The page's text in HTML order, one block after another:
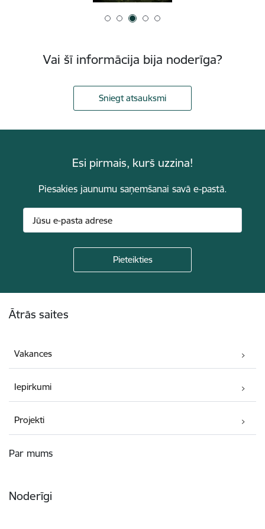
Vai šī informācija bija noderīga?
Sniegt atsauksmi
Esi pirmais, kurš uzzina!
Piesakies jaunumu saņemšanai savā e-pastā.
Ātrās saites
Vakances
Iepirkumi
Projekti
Par mums
Noderīgi